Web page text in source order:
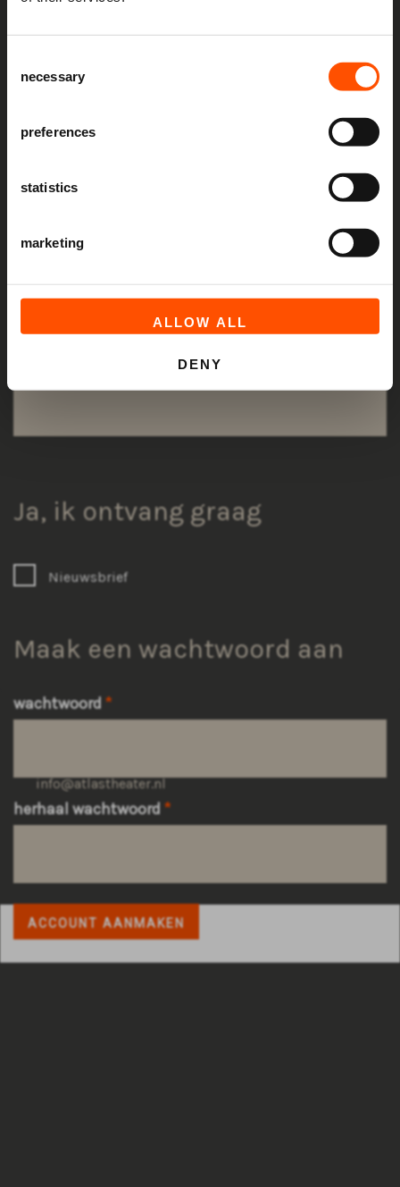
Selection
necessary
preferences
statistics
marketing
ALLOW ALL
DENY
Ja, ik ontvang graag
Nieuwsbrief
Maak een wachtwoord aan
wachtwoord
herhaal wachtwoord
ACCOUNT AANMAKEN
info@atlastheater.nl
en speciale aanbiedingen!